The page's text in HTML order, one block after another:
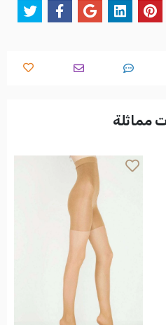
مماثلة